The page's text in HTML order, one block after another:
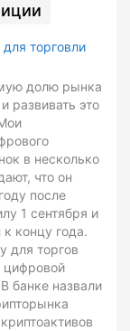
торговли
долю рынка
развивать это
в несколько
что он
после
1 сентября и
концу года.
для торгов
цифровой
банке назвали